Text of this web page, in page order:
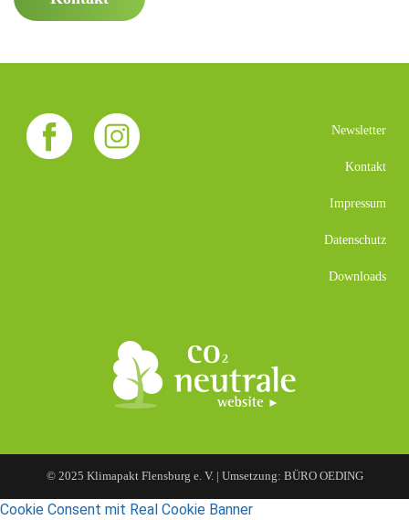
Newsletter
Kontakt
Impressum
Datenschutz
Downloads
© 2025 Klimapakt Flensburg e. V. | Umsetzung: BÜRO OEDING
Cookie Consent mit Real Cookie Banner